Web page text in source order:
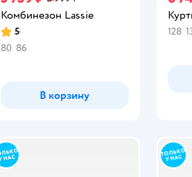
Комбинезон Lassie
Рейтинг:
5
80 86
В корзину
128